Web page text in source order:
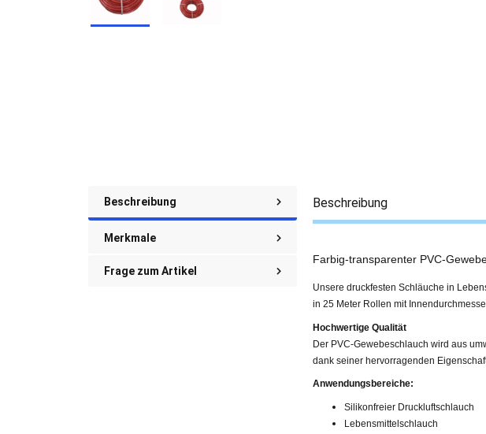
Beschreibung
Merkmale
Frage zum Artikel
Beschreibung
Farbig-transparenter PVC-
Unsere druckfesten Schläuche in
in 25 Meter Rollen mit
Hochwertige Qualität
Der PVC-Gewebeschlauch wird aus
dank seiner hervorragenden
Anwendungsbereiche:
Silikonfreier Druckluftschlauch
Lebensmittelschlauch